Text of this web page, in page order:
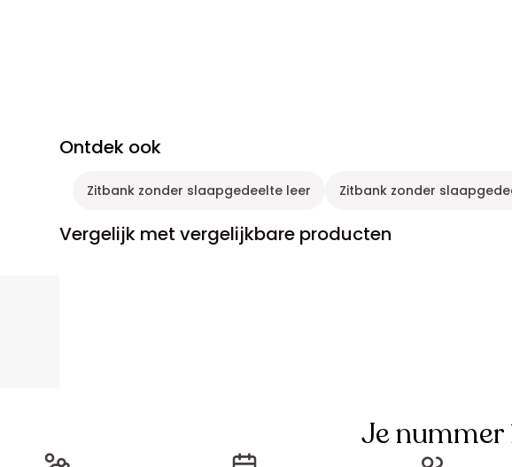
Ontdek ook
Zitbank zonder slaapgedeelte leer Zitbank zonder
Vergelijk met vergelijkbare producten
Je nummer